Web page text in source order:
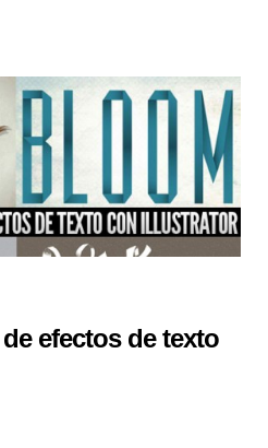
efectos de texto